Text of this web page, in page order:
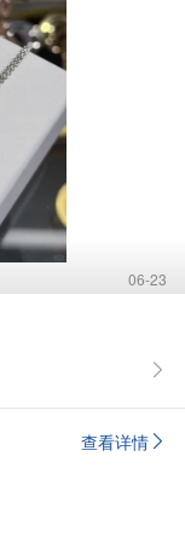
06-23
查看详情